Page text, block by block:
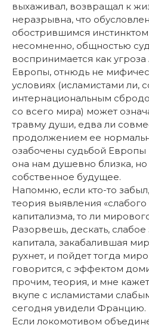
выхаживал, возвращал к
неразрывна, что
обострившимся
несомненно, общностью
воспринимается как
Европы, отнюдь не
условиях (исламистами ли,
интернациональным
со всего мира) может
травму души, едва ли
продолжением ее
озабочены судьбой Европы
она нам душевно близка,
собственное будущее.
Напомню, если кто-то
теория выявления «слабого
капитализма, то ли
Разорвешь, дескать,
капитала, закабалившая
рухнет, и пойдет тогда
говорится, с эффектом
прочим, теория, и мне
вкупе с исламистами
сегодня увидели Францию.
Если локомотивом